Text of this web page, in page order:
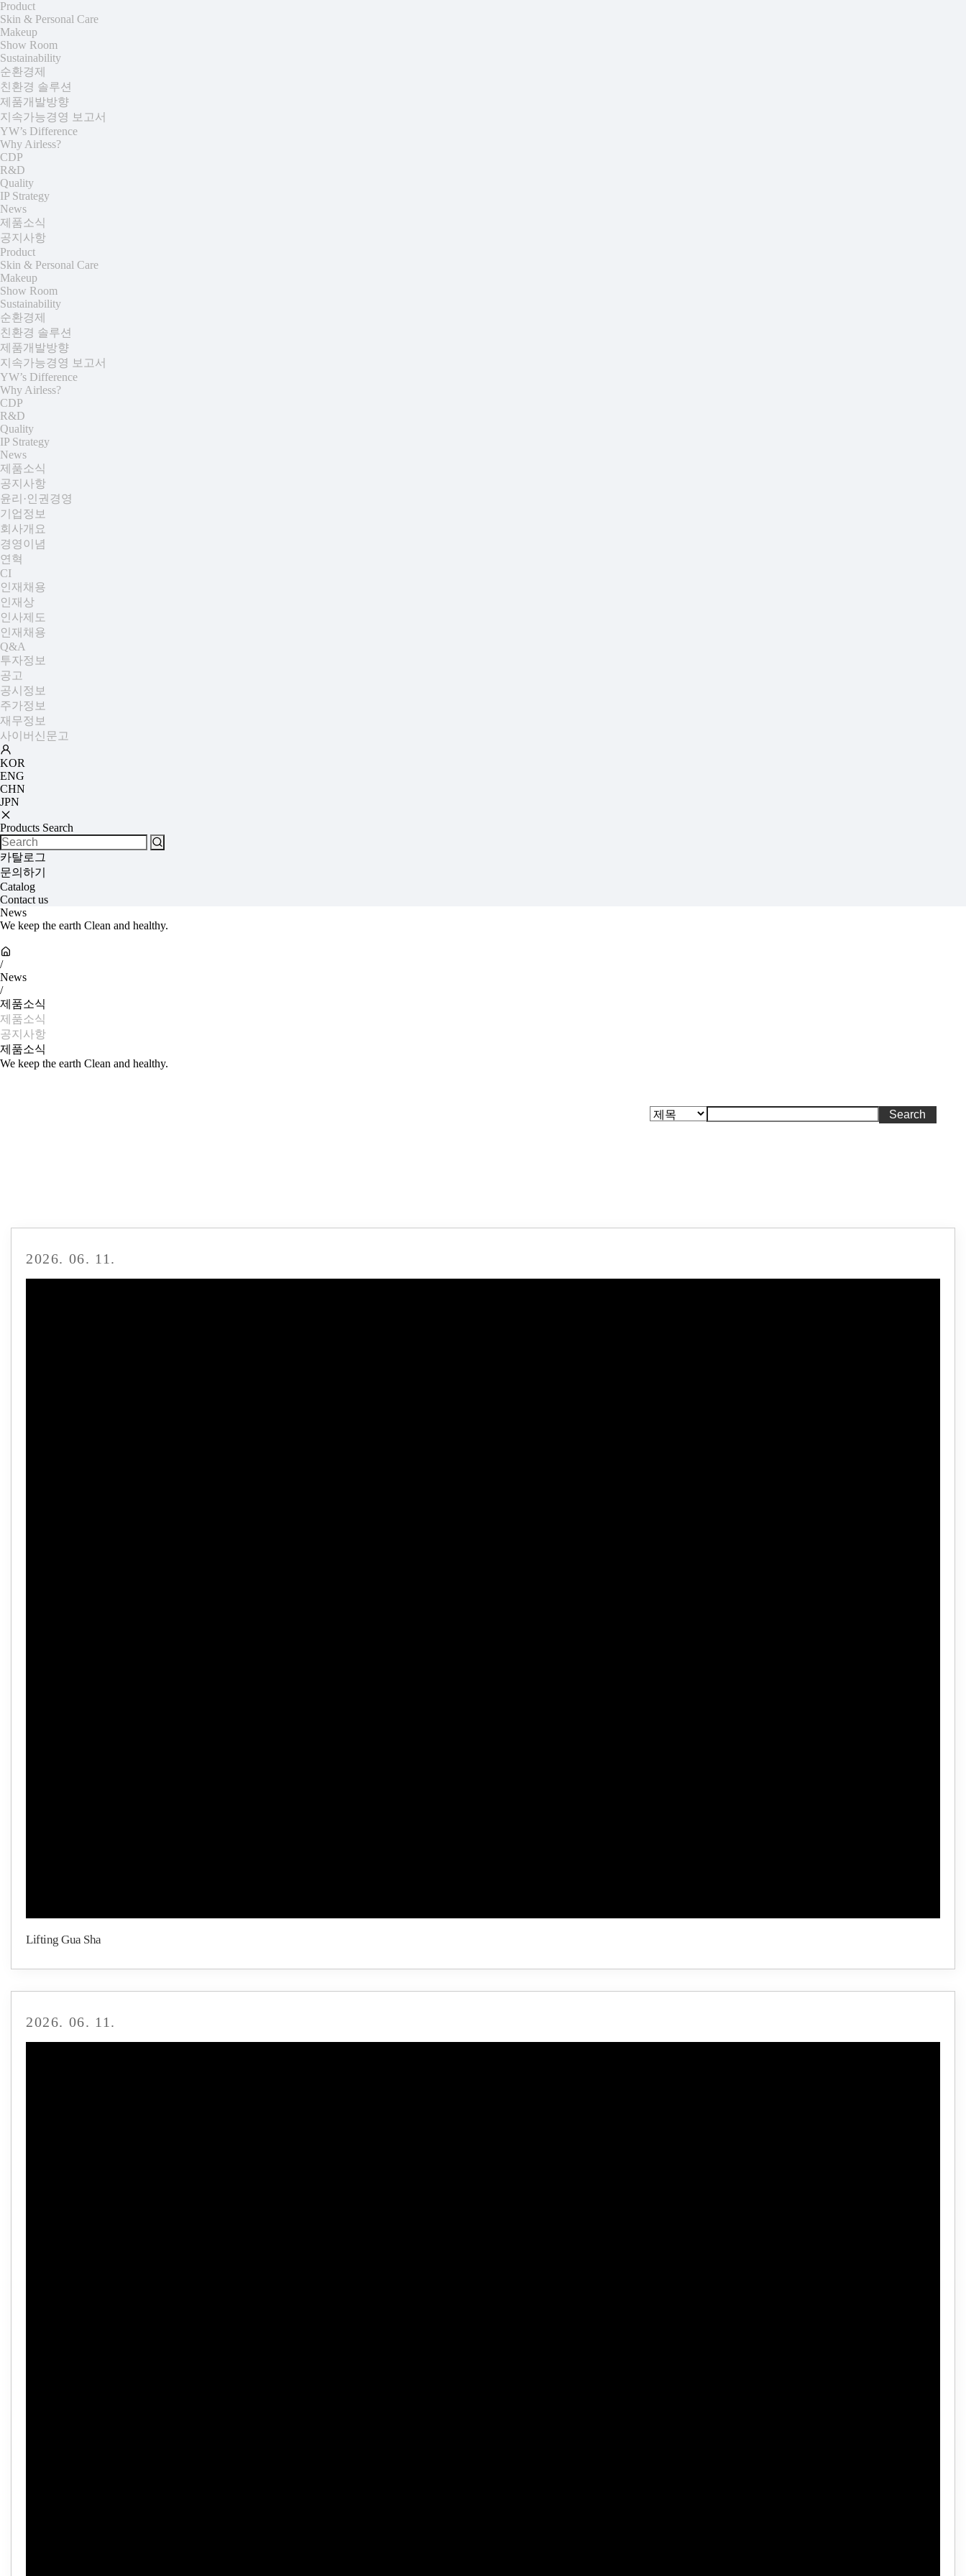
Product
Skin & Personal Care
Makeup
Show Room
Sustainability
순환경제
친환경 솔루션
제품개발방향
지속가능경영 보고서
YW’s Difference
Why Airless?
CDP
R&D
Quality
IP Strategy
News
제품소식
공지사항
Product
Skin & Personal Care
Makeup
Show Room
Sustainability
순환경제
친환경 솔루션
제품개발방향
지속가능경영 보고서
YW’s Difference
Why Airless?
CDP
R&D
Quality
IP Strategy
News
제품소식
공지사항
윤리·인권경영
기업정보
회사개요
경영이념
연혁
CI
인재채용
인재상
인사제도
인재채용
Q&A
투자정보
공고
공시정보
주가정보
재무정보
사이버신문고
KOR
ENG
CHN
JPN
Products Search
카탈로그
문의하기
Catalog
Contact us
News
We keep the earth Clean and healthy.
/
News
/
제품소식
제품소식
공지사항
제품소식
We keep the earth Clean and healthy.
2026. 06. 11.
Lifting Gua Sha
2026. 06. 11.